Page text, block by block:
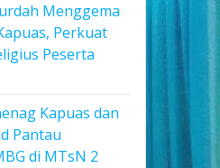
Menggema
Perkuat
Peserta
Kapuas dan
Pantau
di MTsN 2